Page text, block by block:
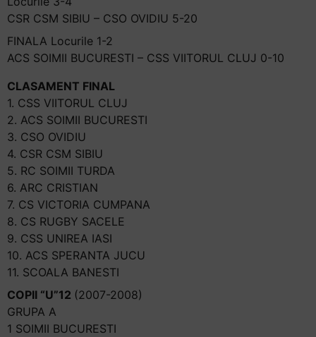
CSR CSM SIBIU – CSO OVIDIU 5-20
FINALA Locurile 1-2
ACS SOIMII BUCURESTI – CSS VIITORUL CLUJ 0-10
CLASAMENT FINAL
1. CSS VIITORUL CLUJ
2. ACS SOIMII BUCURESTI
3. CSO OVIDIU
4. CSR CSM SIBIU
5. RC SOIMII TURDA
6. ARC CRISTIAN
7. CS VICTORIA CUMPANA
8. CS RUGBY SACELE
9. CSS UNIREA IASI
10. ACS SPERANTA JUCU
11. SCOALA BANESTI
COPII “U”12 (2007-2008)
GRUPA A
1 SOIMII BUCURESTI